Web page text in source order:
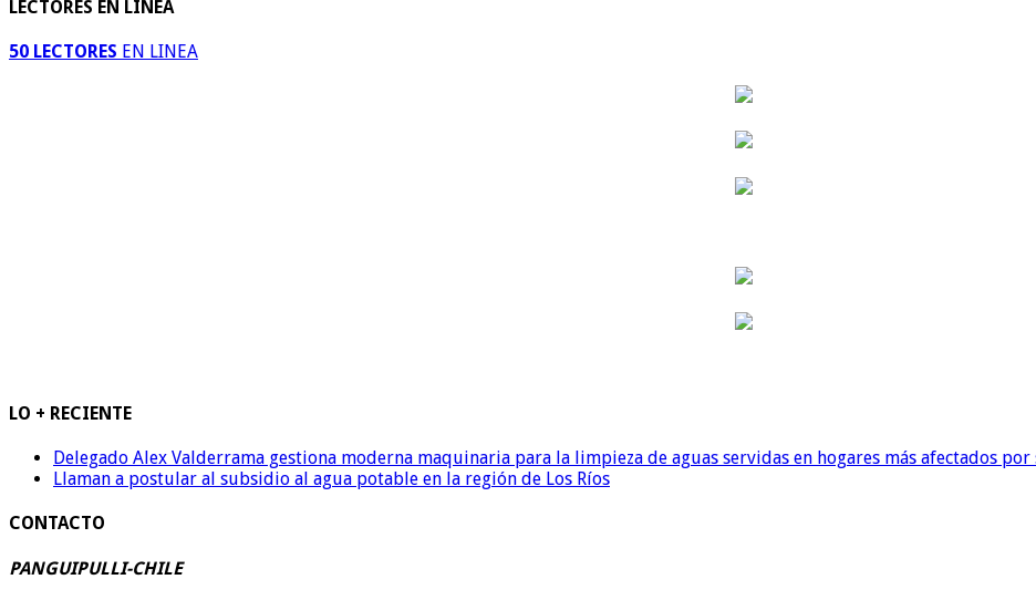
LECTORES EN LINEA
50 LECTORES EN LINEA
LO + RECIENTE
Delegado Alex Valderrama gestiona moderna maquinaria para la limpieza de aguas servidas en hogares más afectados
Llaman a postular al subsidio al agua potable en la región de Los Ríos
CONTACTO
PANGUIPULLI-CHILE